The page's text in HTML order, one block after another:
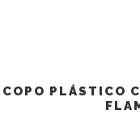
COPO PLÁSTICO